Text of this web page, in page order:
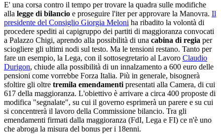
E' una corsa contro il tempo per trovare la quadra sulle modifiche
alla legge di bilancio e proseguire l'iter per approvare la Manovra. Il
presidente del Consiglio Giorgia Meloni ha ribadito la volontà di
procedere spediti ai capigruppo dei partiti di maggioranza convocati
a Palazzo Chigi, aprendo alla possibilità di una cabina di regia per
sciogliere gli ultimi nodi sul testo. Ma le tensioni restano. Tanto per
fare un esempio, la Lega, con il sottosegretario al Lavoro Claudio
Durigon, chiude alla possibilità di un innalzamento a 600 euro delle
pensioni come vorrebbe Forza Italia. Più in generale, bisognerà
sfoltire gli oltre tremila emendamenti presentati alla Camera, di cui
617 della maggioranza. L'obiettivo è arrivare a circa 400 proposte di
modifica "segnalate", su cui il governo esprimerà un parere e su cui
si concentrerà il lavoro della Commissione bilancio. Tra gli
emendamenti firmati dalla maggioranza (FdI, Lega e FI) ce n'è uno
che abroga la misura del bonus per i 18enni.